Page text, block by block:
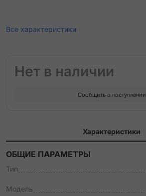
Все характеристики
Нет в наличии
Сообщить о поступлении
Характеристики
ОБЩИЕ ПАРАМЕТРЫ
Тип
Модель